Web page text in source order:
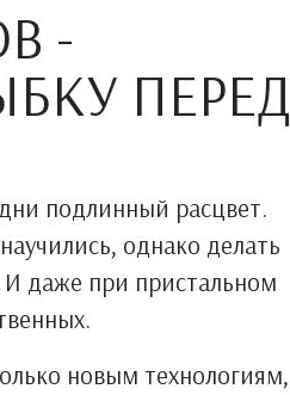
-
ПЕРЕД
подлинный расцвет.
однако делать
И даже при пристальном
новым технологиям,